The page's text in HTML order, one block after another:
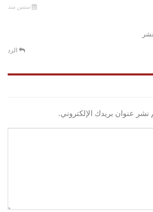
سنتين منذ
الرد
نشر عنوان بريدك الإلكتروني.